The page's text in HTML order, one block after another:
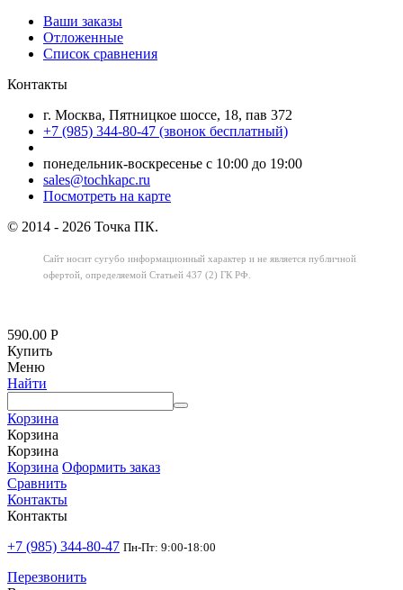
Ваши заказы
Отложенные
Список сравнения
Контакты
г. Москва, Пятницкое шоссе, 18, пав 372
+7 (985) 344-80-47 (звонок бесплатный)
понедельник-воскресенье с 10:00 до 19:00
sales@tochkapc.ru
Посмотреть на карте
© 2014 - 2026 Точка ПК.
Сайт носит сугубо информационный характер и не является публичной
офертой, определяемой Статьей 437 (2) ГК РФ.
590.00 Р
Купить
Меню
Найти
Корзина
Корзина
Корзина
Корзина Оформить заказ
Сравнить
Контакты
Контакты
+7 (985) 344-80-47 Пн-Пт: 9:00-18:00
Перезвонить